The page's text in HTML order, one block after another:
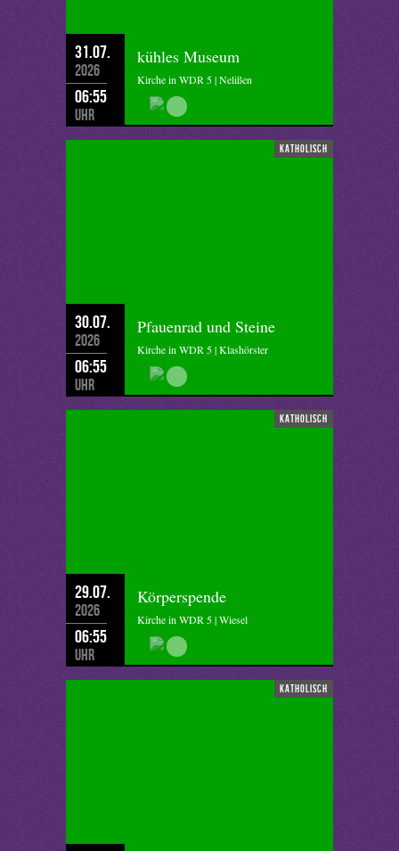
31.07.
2026
06:55
Uhr
kühles Museum
Kirche in WDR 5 | Nelißen
katholisch
30.07.
2026
06:55
Uhr
Pfauenrad und Steine
Kirche in WDR 5 | Klashörster
katholisch
29.07.
2026
06:55
Uhr
Körperspende
Kirche in WDR 5 | Wiesel
katholisch